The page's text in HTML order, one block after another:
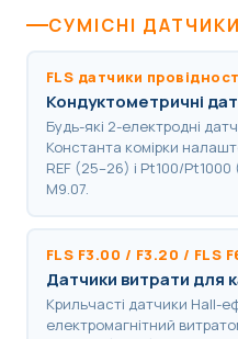
СУМІСНІ
FLS датчики
Кондуктометричні
Будь-які 2-електродні
Константа комірки
REF (25–26) і Pt100/
M9.07.
FLS F3.00 / F3.20 / FLS
Датчики витрати для
Крильчасті датчики Hall-
електромагнітний